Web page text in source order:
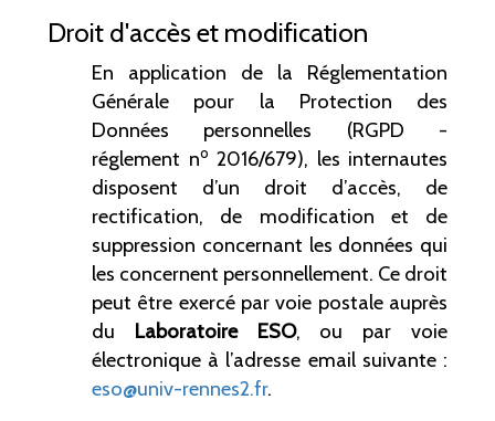
Droit d'accès et modification
En application de la Réglementation
Générale pour la Protection des
Données personnelles (RGPD -
réglement no 2016/679), les internautes
disposent d’un droit d’accès, de
rectification, de modification et de
suppression concernant les données qui
les concernent personnellement. Ce droit
peut être exercé par voie postale auprès
du Laboratoire ESO, ou par voie
électronique à l’adresse email suivante :
eso@univ-rennes2.fr.